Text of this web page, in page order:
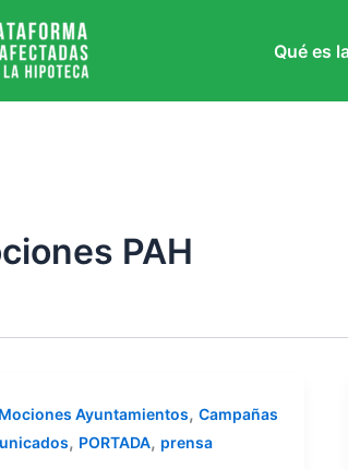
Qué es
PAH
Ayuntamientos, Campañas
, PORTADA, prensa